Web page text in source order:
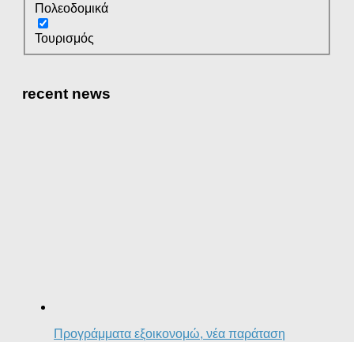
Πολεοδομικά
Τουρισμός
recent news
Προγράμματα εξοικονομώ, νέα παράταση